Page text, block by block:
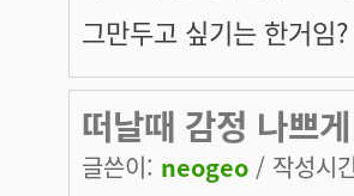
그만두고 싶기는 한거임?
떠날때 감정 나쁘
글쓴이: neogeo / 작성시